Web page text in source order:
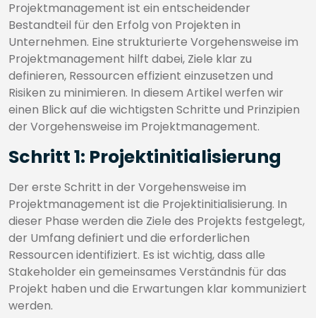
Projektmanagement ist ein entscheidender
Bestandteil für den Erfolg von Projekten in
Unternehmen. Eine strukturierte Vorgehensweise im
Projektmanagement hilft dabei, Ziele klar zu
definieren, Ressourcen effizient einzusetzen und
Risiken zu minimieren. In diesem Artikel werfen wir
einen Blick auf die wichtigsten Schritte und Prinzipien
der Vorgehensweise im Projektmanagement.
Schritt 1: Projektinitialisierung
Der erste Schritt in der Vorgehensweise im
Projektmanagement ist die Projektinitialisierung. In
dieser Phase werden die Ziele des Projekts festgelegt,
der Umfang definiert und die erforderlichen
Ressourcen identifiziert. Es ist wichtig, dass alle
Stakeholder ein gemeinsames Verständnis für das
Projekt haben und die Erwartungen klar kommuniziert
werden.